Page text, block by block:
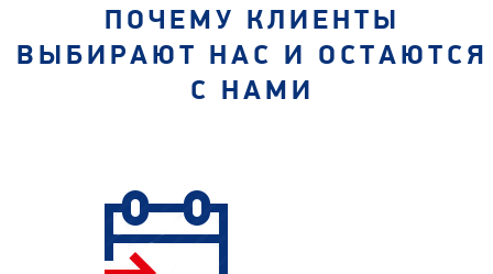
ПОЧЕМУ КЛИЕНТЫ
ВЫБИРАЮТ НАС И ОСТАЮТСЯ
С НАМИ